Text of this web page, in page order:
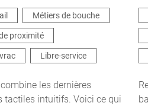
j'accepte l'utilisation de mes
De plus amples informations
Déclaration de protection des
Métiers de bouche
proximité
Libre-service
les dernières
tactiles intuitifs. Voici ce qui